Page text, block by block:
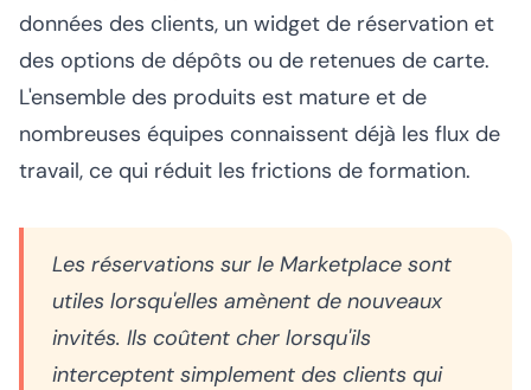
données des clients, un widget de réservation et
des options de dépôts ou de retenues de carte.
L'ensemble des produits est mature et de
nombreuses équipes connaissent déjà les flux de
travail, ce qui réduit les frictions de formation.
Les réservations sur le Marketplace sont
utiles lorsqu'elles amènent de nouveaux
invités. Ils coûtent cher lorsqu'ils
interceptent simplement des clients qui